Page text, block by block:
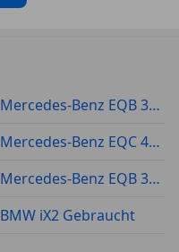
Mercedes-Benz EQB 300 Gebraucht
Mercedes-Benz EQC 400 Gebraucht
Mercedes-Benz EQB 350 Gebraucht
BMW iX2 Gebraucht